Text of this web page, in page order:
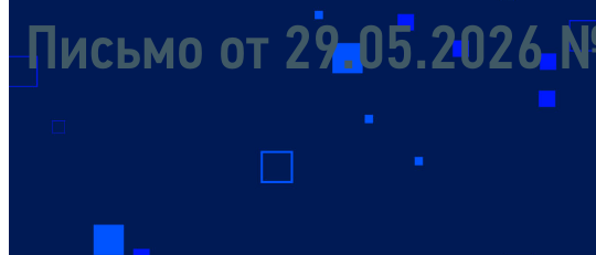
Письмо от 29.05.2026